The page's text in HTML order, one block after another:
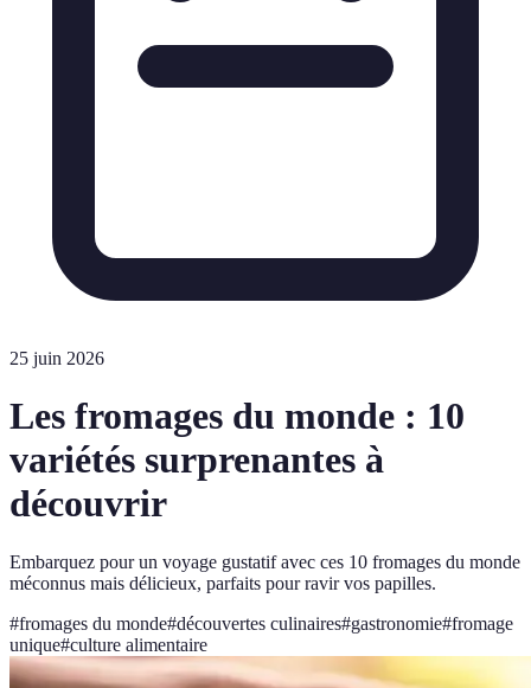
25 juin 2026
Les fromages du monde : 10
variétés surprenantes à
découvrir
Embarquez pour un voyage gustatif avec ces 10 fromages du monde
méconnus mais délicieux, parfaits pour ravir vos papilles.
#fromages du monde#découvertes culinaires#gastronomie#fromage
unique#culture alimentaire